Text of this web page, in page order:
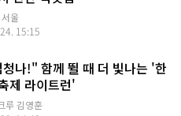
울
15:15
나!" 함께 뛸 때 더 빛나는 '한
제 라이트런'
루 김영훈